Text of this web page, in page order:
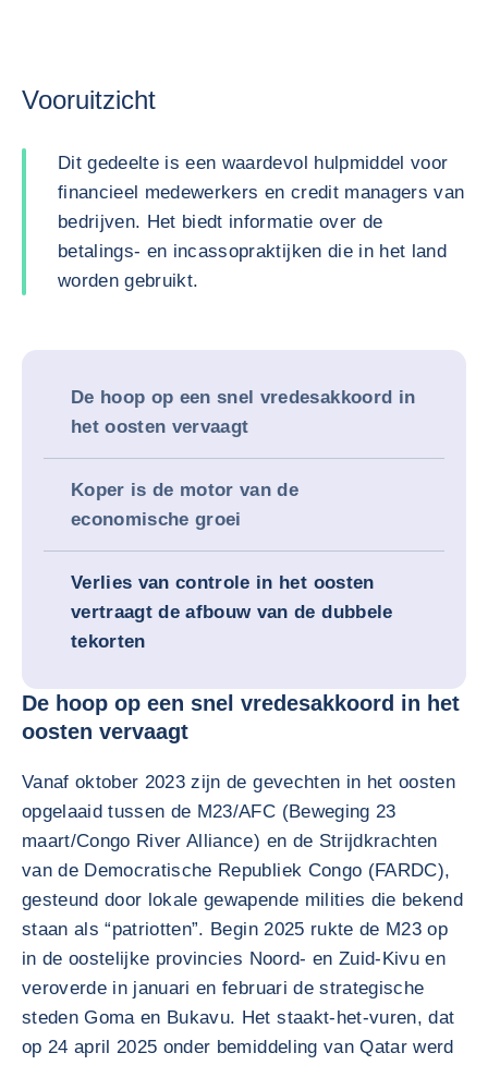
Vooruitzicht
Dit gedeelte is een waardevol hulpmiddel voor
financieel medewerkers en credit managers van
bedrijven. Het biedt informatie over de
betalings- en incassopraktijken die in het land
worden gebruikt.
De hoop op een snel vredesakkoord in
het oosten vervaagt
Koper is de motor van de
economische groei
Verlies van controle in het oosten
vertraagt de afbouw van de dubbele
tekorten
De hoop op een snel vredesakkoord in het
oosten vervaagt
Vanaf oktober 2023 zijn de gevechten in het oosten
opgelaaid tussen de M23/AFC (Beweging 23
maart/Congo River Alliance) en de Strijdkrachten
van de Democratische Republiek Congo (FARDC),
gesteund door lokale gewapende milities die bekend
staan als “patriotten”. Begin 2025 rukte de M23 op
in de oostelijke provincies Noord- en Zuid-Kivu en
veroverde in januari en februari de strategische
steden Goma en Bukavu. Het staakt-het-vuren, dat
op 24 april 2025 onder bemiddeling van Qatar werd